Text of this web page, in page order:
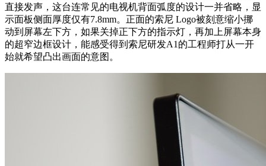
直接发声，这台连常见的电视机背面弧度的设计一并省略，显
示面板侧面厚度仅有7.8mm。正面的索尼 Logo被刻意缩小挪
动到屏幕左下方，如果关掉正下方的指示灯，再加上屏幕本身
的超窄边框设计，能感受得到索尼研发A1的工程师打从一开
始就希望凸出画面的意图。